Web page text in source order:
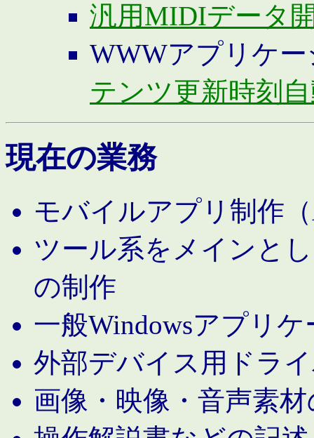
汎用MIDIデータ
WWWアプリケ
テンツ更新時刻
現在の業務
モバイルアプリ制作
ツール系をメインと
の制作
一般Windowsアプリ
外部デバイス用ドラ
画像・映像・音声素